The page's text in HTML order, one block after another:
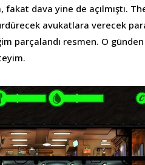
dava yine de açılmıştı.
avukatlara verecek
parçalandı resmen. O